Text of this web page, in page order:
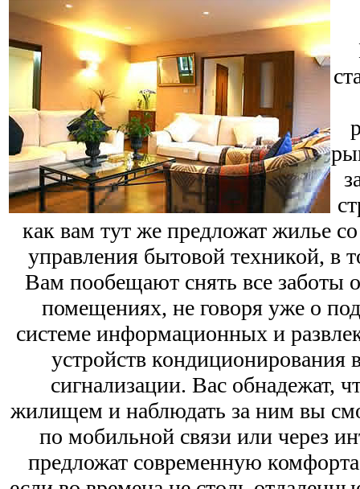
как вам тут же предложат жилье
управления бытовой техникой, в
Вам пообещают снять все заботы
помещениях, не говоря уже о
системе информационных и
устройств кондиционирования
сигнализации. Вас обнадежат,
жилищем и наблюдать за ним вы
по мобильной связи или через
предложат современную